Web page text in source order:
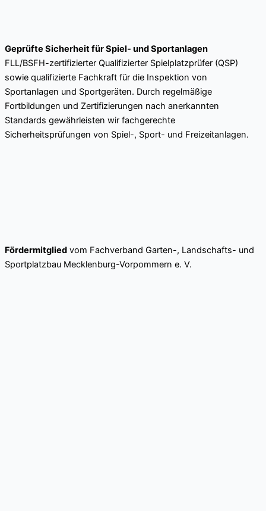
Geprüfte Sicherheit für Spiel- und Sportanlagen
FLL/BSFH-zertifizierter Qualifizierter Spielplatzprüfer (QSP)
sowie qualifizierte Fachkraft für die Inspektion von
Sportanlagen und Sportgeräten. Durch regelmäßige
Fortbildungen und Zertifizierungen nach anerkannten
Standards gewährleisten wir fachgerechte
Sicherheitsprüfungen von Spiel-, Sport- und Freizeitanlagen.
Fördermitglied vom Fachverband Garten-, Landschafts- und
Sportplatzbau Mecklenburg-Vorpommern e. V.